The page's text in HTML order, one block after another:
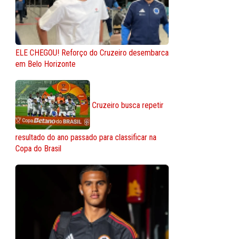
ELE CHEGOU! Reforço do Cruzeiro desembarca
em Belo Horizonte
Cruzeiro busca repetir
resultado do ano passado para classificar na
Copa do Brasil